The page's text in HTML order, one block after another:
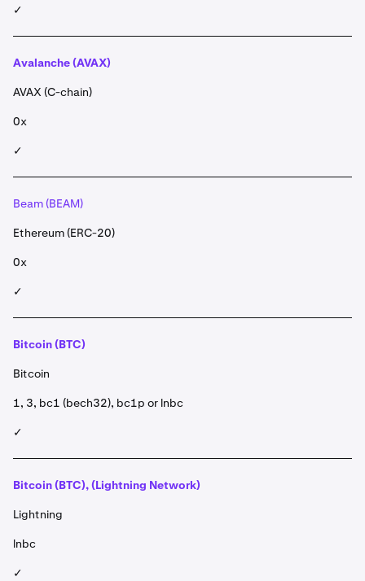
✓
Avalanche (AVAX)
AVAX (C-chain)
0x
✓
Beam (BEAM)
Ethereum (ERC-20)
0x
✓
Bitcoin (BTC)
Bitcoin
1, 3, bc1 (bech32), bc1p or lnbc
✓
Bitcoin (BTC), (Lightning Network)
Lightning
lnbc
✓